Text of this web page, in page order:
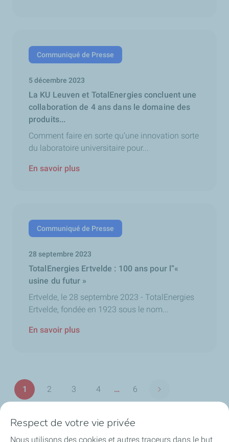
Communiqué de Presse
5 décembre 2023
La KU Leuven et TotalEnergies concluent une
collaboration de 4 ans dans le domaine des
produits...
Comment faire en sorte qu’une innovation sorte
du laboratoire universitaire pour...
En savoir plus
Communiqué de Presse
28 septembre 2023
TotalEnergies Ertvelde : 100 ans pour l’'«
usine du futur »
Ertvelde, le 28 septembre 2023 - TotalEnergies
Ertvelde, fondée en 1923 sous le nom...
En savoir plus
Pagination
Page
1
Page
2
Page
3
Page
4 …
Dernière
6
Page suivante
Respect de votre vie privée
Nous utilisons des cookies et autres traceurs dans le but